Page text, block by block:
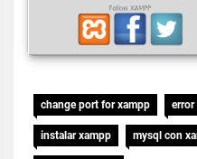
change port for xampp error
instalar xampp mysql con